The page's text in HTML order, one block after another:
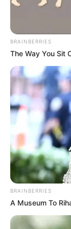
Le Puede
BRAINBERRIES
The Way You Sit
BRAINBERRIES
A Museum To